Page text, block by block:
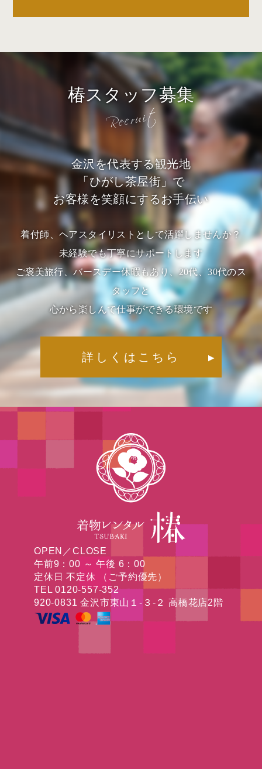
椿スタッフ募集
金沢を代表する観光地
「ひがし茶屋街」で
お客様を笑顔にするお手伝い
着付師、ヘアスタイリストとして活躍しませんか？
未経験でも丁寧にサポートします
ご褒美旅行、バースデー休暇もあり、20代、30代のス
タッフと
心から楽しんで仕事ができる環境です
詳しくはこちら ▶︎
OPEN／CLOSE
午前9：00 ～ 午後 6：00
定休日 不定休 （ご予約優先）
TEL 0120-557-352
920-0831 金沢市東山１-３-２ 高橋花店2階